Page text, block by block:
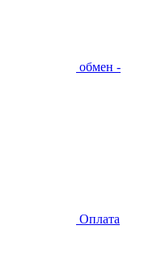
обмен -
Оплата